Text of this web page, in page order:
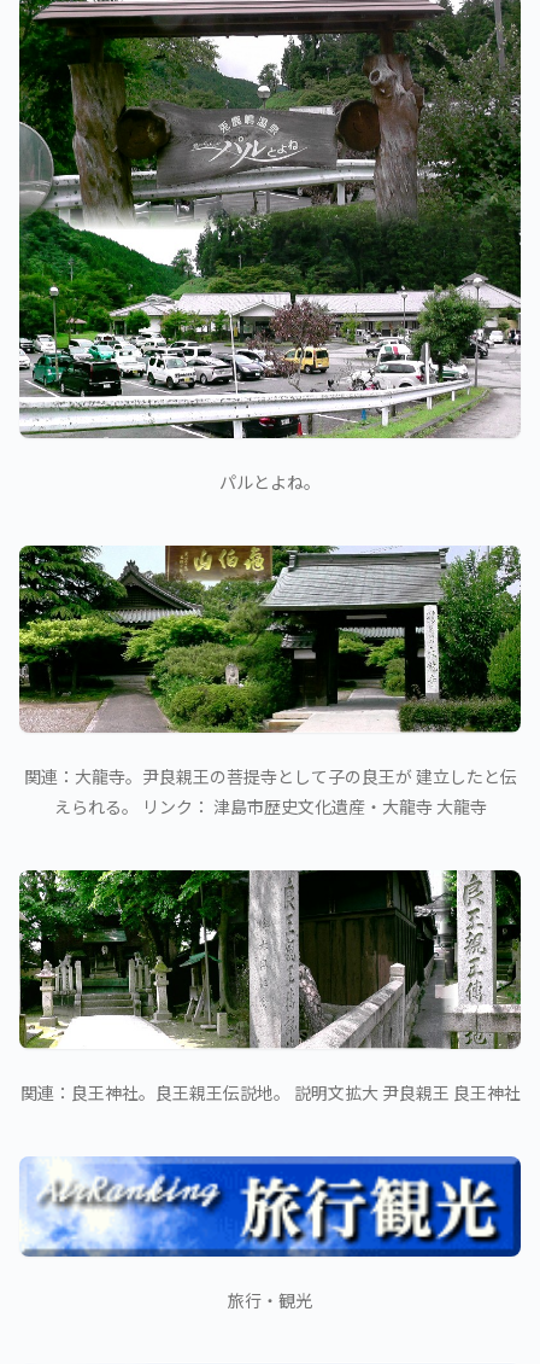
パルとよね。
関連：大龍寺。尹良親王の菩提寺として子の良王が 建立したと伝
えられる。 リンク： 津島市歴史文化遺産・大龍寺 大龍寺
関連：良王神社。良王親王伝説地。 説明文拡大 尹良親王 良王神社
旅行・観光